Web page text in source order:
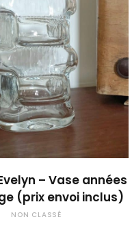
– Vase années
(prix envoi inclus)
NON CLASSÉ